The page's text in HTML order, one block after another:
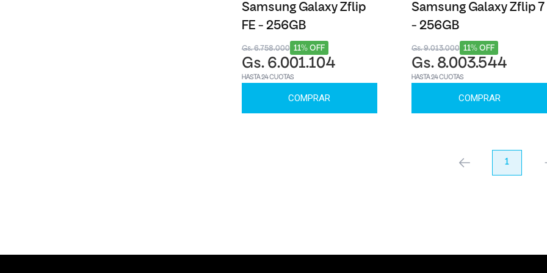
Samsung Galaxy Zflip
FE - 256GB
11% OFF
Gs. 6.758.000
Gs. 6.001.104
HASTA 24 CUOTAS
COMPRAR
Samsung Galaxy Zflip 7
- 256GB
11% OFF
Gs. 9.013.000
Gs. 8.003.544
HASTA 24 CUOTAS
COMPRAR
anterior 1